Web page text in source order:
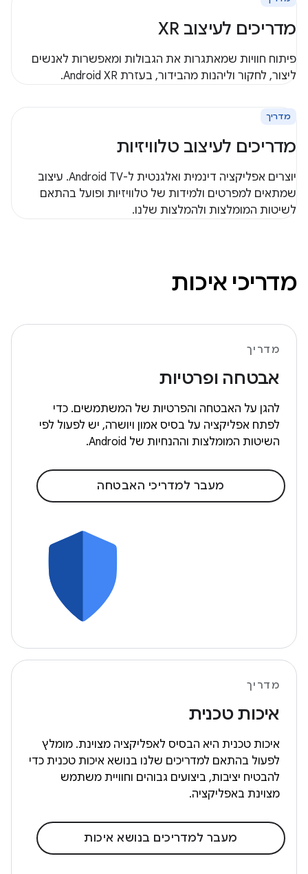
מדריכים לעיצוב XR
פיתוח חוויות שמאתגרות את הגבולות ומאפשרות לאנשים
ליצור, לחקור וליהנות מהבידור, בעזרת Android XR.
מדריך
מדריכים לעיצוב טלוויזיות
יוצרים אפליקציה דינמית ואלגנטית ל-Android TV. עיצוב
שמתאים למפרטים ולמידות של טלוויזיות ופועל בהתאם
לשיטות המומלצות ולהמלצות שלנו.
מדריכי איכות
מדריך
אבטחה ופרטיות
להגן על האבטחה והפרטיות של המשתמשים. כדי
לפתח אפליקציה על בסיס אמון ויושרה, יש לפעול לפי
השיטות המומלצות וההנחיות של Android.
מעבר למדריכי האבטחה
מדריך
איכות טכנית
איכות טכנית היא הבסיס לאפליקציה מצוינת. מומלץ
לפעול בהתאם למדריכים שלנו בנושא איכות טכנית כדי
להבטיח יציבות, ביצועים גבוהים וחוויית משתמש
מצוינת באפליקציה.
מעבר למדריכים בנושא איכות